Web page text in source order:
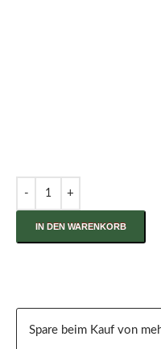
IN DEN WARENKORB
Spare beim Kauf von